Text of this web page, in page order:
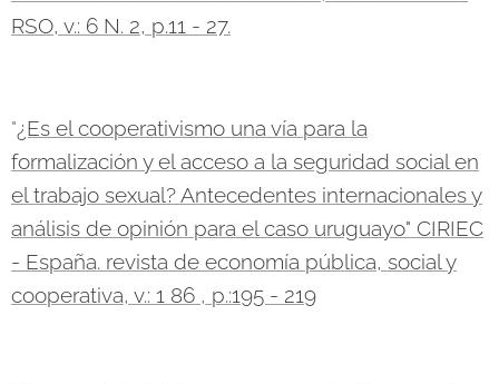
RSO, v.: 6 N. 2, p.11 - 27.
"¿Es el cooperativismo una vía para la
formalización y el acceso a la seguridad social en
el trabajo sexual? Antecedentes internacionales y
análisis de opinión para el caso uruguayo" CIRIEC
- España. revista de economía pública, social y
cooperativa, v.: 1 86 , p.:195 - 219